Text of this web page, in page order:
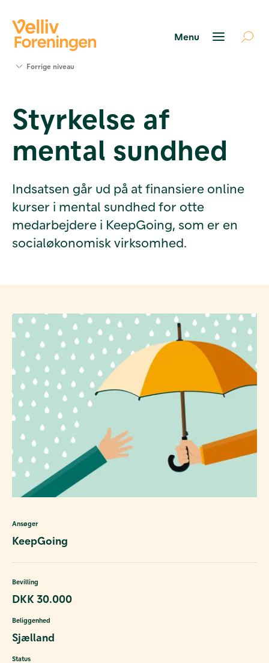
Værktøjer
og viden
Foreningen
Forrige niveau
Styrkelse af
mental sundhed
Indsatsen går ud på at finansiere online
kurser i mental sundhed for otte
medarbejdere i KeepGoing, som er en
socialøkonomisk virksomhed.
Ansøger
KeepGoing
Bevilling
DKK 30.000
Beliggenhed
Sjælland
Status